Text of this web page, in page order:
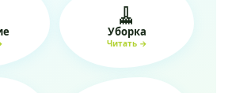
🧹
Уборка
Читать →